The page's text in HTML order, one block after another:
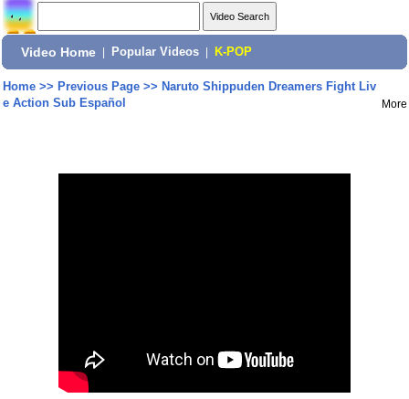
Video Home Popular Videos K-POP
Home>> Previous Page>> Naruto Shippuden Dreamers Fight Liv
e Action Sub Español
More